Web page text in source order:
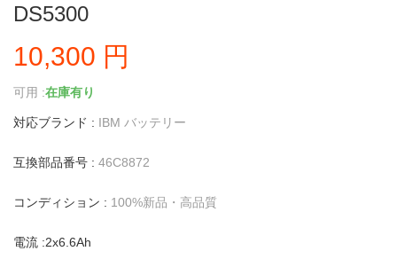
DS5300
10,300 円
可用 :在庫有り
対応ブランド : IBM バッテリー
互換部品番号 : 46C8872
コンディション : 100%新品・高品質
電流 :2x6.6Ah